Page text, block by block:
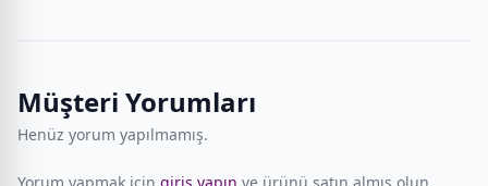
Müşteri Yorumları
Henüz yorum yapılmamış.